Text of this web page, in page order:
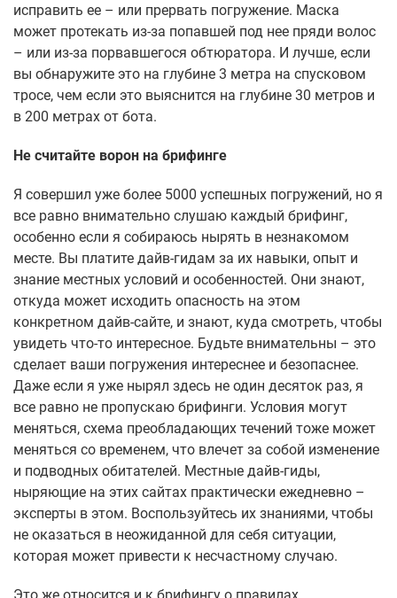
исправить ее – или прервать погружение. Маска
может протекать из-за попавшей под нее пряди волос
– или из-за порвавшегося обтюратора. И лучше, если
вы обнаружите это на глубине 3 метра на спусковом
тросе, чем если это выяснится на глубине 30 метров и
в 200 метрах от бота.
Не считайте ворон на брифинге
Я совершил уже более 5000 успешных погружений, но я
все равно внимательно слушаю каждый брифинг,
особенно если я собираюсь нырять в незнакомом
месте. Вы платите дайв-гидам за их навыки, опыт и
знание местных условий и особенностей. Они знают,
откуда может исходить опасность на этом
конкретном дайв-сайте, и знают, куда смотреть, чтобы
увидеть что-то интересное. Будьте внимательны – это
сделает ваши погружения интереснее и безопаснее.
Даже если я уже нырял здесь не один десяток раз, я
все равно не пропускаю брифинги. Условия могут
меняться, схема преобладающих течений тоже может
меняться со временем, что влечет за собой изменение
и подводных обитателей. Местные дайв-гиды,
ныряющие на этих сайтах практически ежедневно –
эксперты в этом. Воспользуйтесь их знаниями, чтобы
не оказаться в неожиданной для себя ситуации,
которая может привести к несчастному случаю.